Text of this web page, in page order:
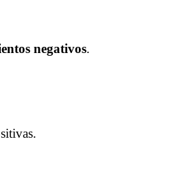
negativos.